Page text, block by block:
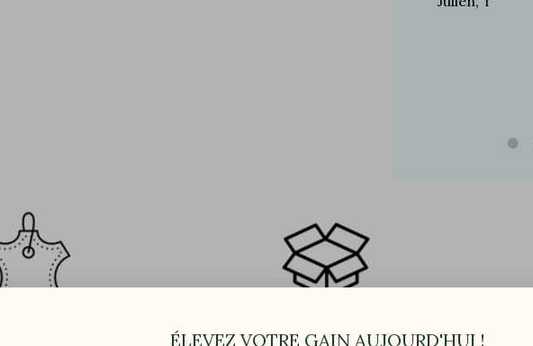
EMBALLAGE DISCRET
ÉLEVEZ VOTRE GAIN AUJOURD'HUI !